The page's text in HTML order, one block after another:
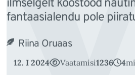
ilmselgelt koostööd
fantaasialendu pole
Riina Oruaas
12. I 2024 Vaatamisi1236 4